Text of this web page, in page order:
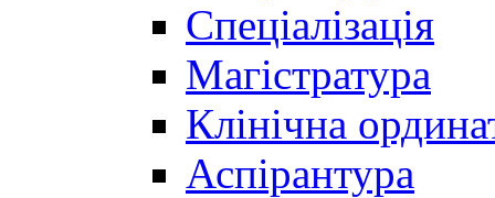
Спеціалізація
Магістратура
Клінічна
Аспірантура